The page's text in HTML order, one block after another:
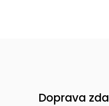
Doprava